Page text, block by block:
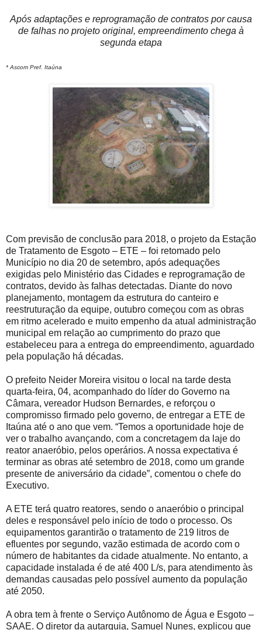
Após adaptações e reprogramação de contratos por causa
de falhas no projeto original, empreendimento chega à
segunda etapa
* Ascom Pref. Itaúna
Com previsão de conclusão para 2018, o projeto da Estação
de Tratamento de Esgoto – ETE – foi retomado pelo
Município no dia 20 de setembro, após adequações
exigidas pelo Ministério das Cidades e reprogramação de
contratos, devido às falhas detectadas. Diante do novo
planejamento, montagem da estrutura do canteiro e
reestruturação da equipe, outubro começou com as obras
em ritmo acelerado e muito empenho da atual administração
municipal em relação ao cumprimento do prazo que
estabeleceu para a entrega do empreendimento, aguardado
pela população há décadas.
O prefeito Neider Moreira visitou o local na tarde desta
quarta-feira, 04, acompanhado do líder do Governo na
Câmara, vereador Hudson Bernardes, e reforçou o
compromisso firmado pelo governo, de entregar a ETE de
Itaúna até o ano que vem. “Temos a oportunidade hoje de
ver o trabalho avançando, com a concretagem da laje do
reator anaeróbio, pelos operários. A nossa expectativa é
terminar as obras até setembro de 2018, como um grande
presente de aniversário da cidade”, comentou o chefe do
Executivo.
A ETE terá quatro reatores, sendo o anaeróbio o principal
deles e responsável pelo início de todo o processo. Os
equipamentos garantirão o tratamento de 219 litros de
efluentes por segundo, vazão estimada de acordo com o
número de habitantes da cidade atualmente. No entanto, a
capacidade instalada é de até 400 L/s, para atendimento às
demandas causadas pelo possível aumento da população
até 2050.
A obra tem à frente o Serviço Autônomo de Água e Esgoto –
SAAE. O diretor da autarquia, Samuel Nunes, explicou que